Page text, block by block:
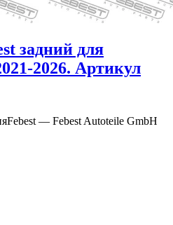
задний для
2026. Артикул
Febest — Febest Autoteile GmbH